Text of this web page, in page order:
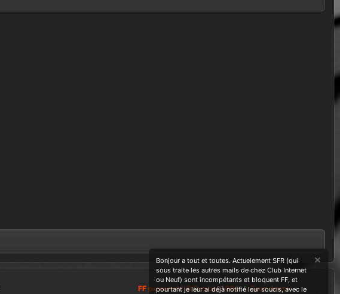
FF powered ! © Depuis 2004 ....Tous droits
Bonjour a tout et toutes. Actuelement SFR (qui
sous traite les autres mails de chez Club Internet
ou Neuf) sont incompétants et bloquent FF, et
pourtant je leur ai déjà notifié leur soucis, avec le